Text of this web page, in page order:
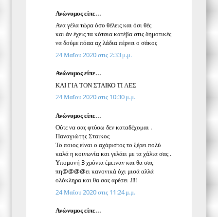
Ανώνυμος είπε...
Ανα γέλα τώρα όσο θέλεις και όσι θές
και άν έχεις τα κότσια κατέβα στις δημοτικές
να δούμε πόαα αχ λάδια πέρνει ο σάκος
24 Μαΐου 2020 στις 2:33 μ.μ.
Ανώνυμος είπε...
ΚΑΙ ΓΙΑ ΤΟΝ ΣΤΑΙΚΟ ΤΙ ΛΕΣ
24 Μαΐου 2020 στις 10:30 μ.μ.
Ανώνυμος είπε...
Ούτε να σας φτύσω δεν καταδέχομαι .
Παναγιώτης Σταικος
Το ποιος είναι ο αχάριστος το ξέρει πολύ
καλά η κοινωνία και γελάει με τα χάλια σας .
Υπομονή 3 χρόνια έμειναν και θα σας
πη@@@@ει κανονικά όχι μισά αλλά
ολόκληρα και θα σας αρέσει .!!!!
24 Μαΐου 2020 στις 11:24 μ.μ.
Ανώνυμος είπε...